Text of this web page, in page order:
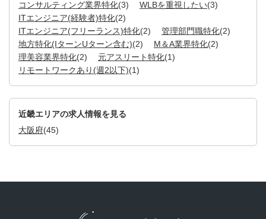
コンサルティング業界特化(3) WLBを重視したい(3)
ITエンジニア(経験者)特化(2)
ITエンジニア(フリーランス)特化(2) 管理部門職特化(2)
地方特化(IターンUターン含む)(2) M＆A業界特化(2)
理美容業界特化(2) 元アスリート特化(1)
リモートワークあり(週2以下)(1)
近畿エリアの求人情報を見る
大阪府(45)